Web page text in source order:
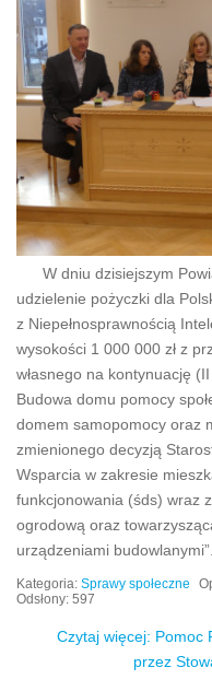
W dniu dzisiejszym
udzielenie pożyczki dla
z Niepełnosprawnością
wysokości 1 000 000 zł z
własnego na kontynuację
Budowa domu pomocy
domem samopomocy oraz
zmienionego decyzją
Wsparcia w zakresie
funkcjonowania (śds) wraz
ogrodową oraz
urządzeniami budowlanymi”.
Kategoria: Sprawy społeczne
Odsłony: 597
Czytaj więcej: Pomoc
przez